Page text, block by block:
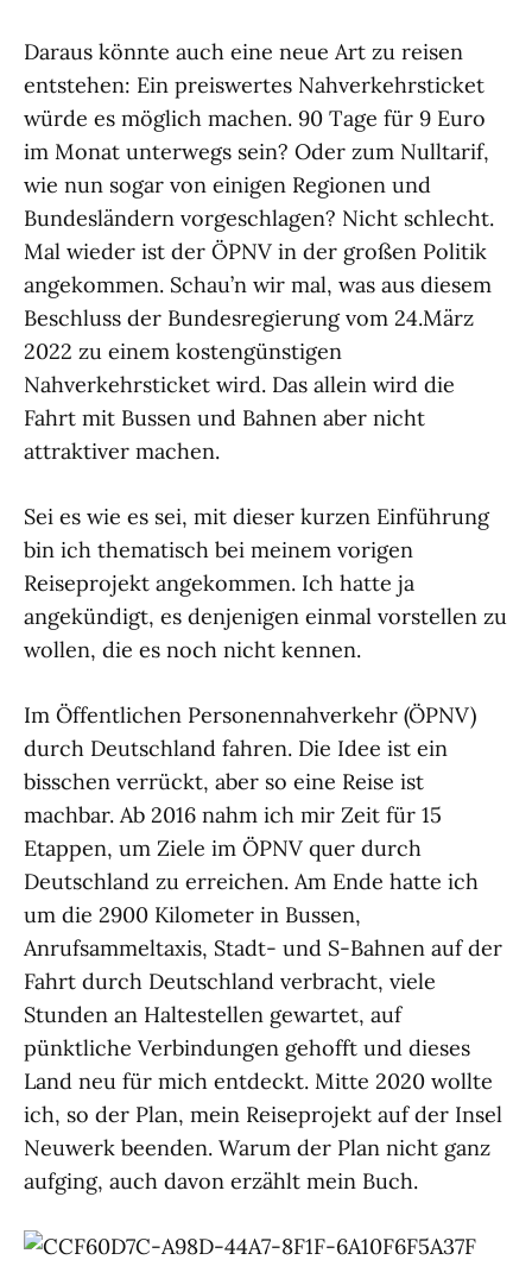
Daraus könnte auch eine neue Art zu reisen
entstehen: Ein preiswertes Nahverkehrsticket
würde es möglich machen. 90 Tage für 9 Euro
im Monat unterwegs sein? Oder zum Nulltarif,
wie nun sogar von einigen Regionen und
Bundesländern vorgeschlagen? Nicht schlecht.
Mal wieder ist der ÖPNV in der großen Politik
angekommen. Schau’n wir mal, was aus diesem
Beschluss der Bundesregierung vom 24.März
2022 zu einem kostengünstigen
Nahverkehrsticket wird. Das allein wird die
Fahrt mit Bussen und Bahnen aber nicht
attraktiver machen.
Sei es wie es sei, mit dieser kurzen Einführung
bin ich thematisch bei meinem vorigen
Reiseprojekt angekommen. Ich hatte ja
angekündigt, es denjenigen einmal vorstellen zu
wollen, die es noch nicht kennen.
Im Öffentlichen Personennahverkehr (ÖPNV)
durch Deutschland fahren. Die Idee ist ein
bisschen verrückt, aber so eine Reise ist
machbar. Ab 2016 nahm ich mir Zeit für 15
Etappen, um Ziele im ÖPNV quer durch
Deutschland zu erreichen. Am Ende hatte ich
um die 2900 Kilometer in Bussen,
Anrufsammeltaxis, Stadt- und S-Bahnen auf der
Fahrt durch Deutschland verbracht, viele
Stunden an Haltestellen gewartet, auf
pünktliche Verbindungen gehofft und dieses
Land neu für mich entdeckt. Mitte 2020 wollte
ich, so der Plan, mein Reiseprojekt auf der Insel
Neuwerk beenden. Warum der Plan nicht ganz
aufging, auch davon erzählt mein Buch.